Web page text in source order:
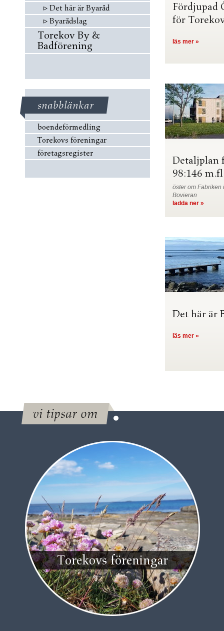
▹ Det här är Byaråd
▹ Byarådslag
Torekov By &
Badförening
snabblänkar
boendeförmedling
Torekovs föreningar
företagsregister
Fördjupad
för
läs mer »
Detaljplan
98:146
öster om Fabriken
Bovieran
ladda ner »
Det här är
läs mer »
vi tipsar om
Torekovs föreningar